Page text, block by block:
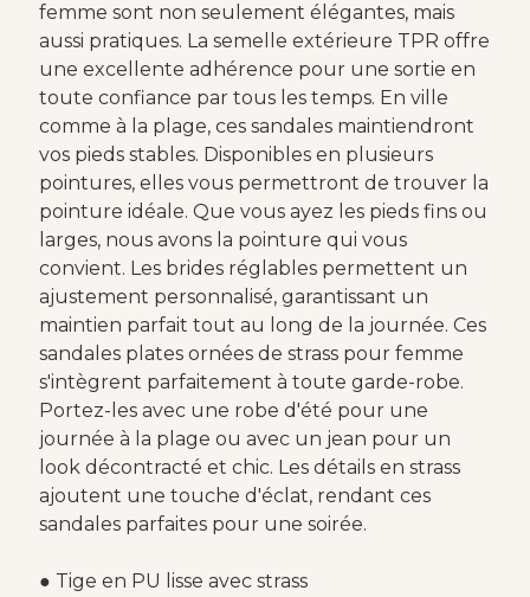
femme sont non seulement élégantes, mais
aussi pratiques. La semelle extérieure TPR offre
une excellente adhérence pour une sortie en
toute confiance par tous les temps. En ville
comme à la plage, ces sandales maintiendront
vos pieds stables. Disponibles en plusieurs
pointures, elles vous permettront de trouver la
pointure idéale. Que vous ayez les pieds fins ou
larges, nous avons la pointure qui vous
convient. Les brides réglables permettent un
ajustement personnalisé, garantissant un
maintien parfait tout au long de la journée. Ces
sandales plates ornées de strass pour femme
s'intègrent parfaitement à toute garde-robe.
Portez-les avec une robe d'été pour une
journée à la plage ou avec un jean pour un
look décontracté et chic. Les détails en strass
ajoutent une touche d'éclat, rendant ces
sandales parfaites pour une soirée.
● Tige en PU lisse avec strass